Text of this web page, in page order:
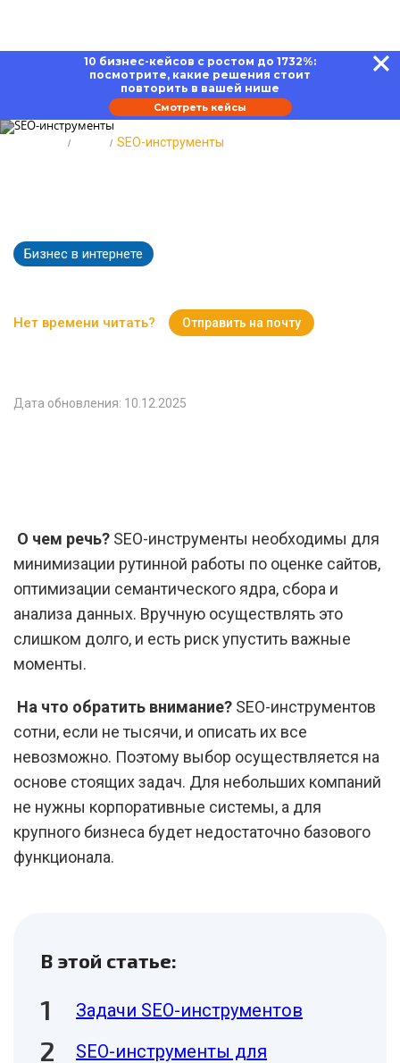
10 бизнес-кейсов с ростом до 1732%:
посмотрите, какие решения стоит
повторить в вашей нише
Смотреть кейсы
SEO-инструменты
Бизнес в интернете
Нет времени читать? Отправить на почту
Дата обновления: 10.12.2025
О чем речь? SEO-инструменты необходимы для
минимизации рутинной работы по оценке сайтов,
оптимизации семантического ядра, сбора и
анализа данных. Вручную осуществлять это
слишком долго, и есть риск упустить важные
моменты.
На что обратить внимание? SEO-инструментов
сотни, если не тысячи, и описать их все
невозможно. Поэтому выбор осуществляется на
основе стоящих задач. Для небольших компаний
не нужны корпоративные системы, а для
крупного бизнеса будет недостаточно базового
функционала.
В этой статье:
Задачи SEO-инструментов
SEO-инструменты для